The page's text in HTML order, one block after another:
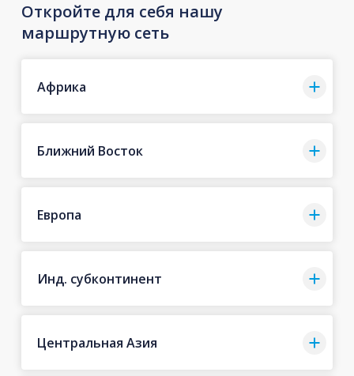
Откройте для себя нашу
маршрутную сеть
Африка
Ближний Восток
Европа
Инд. субконтинент
Центральная Азия